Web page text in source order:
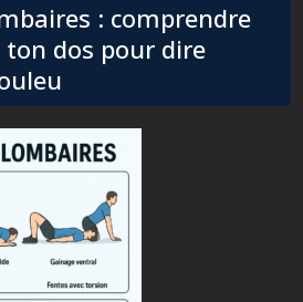
: comprendre
dos pour dire